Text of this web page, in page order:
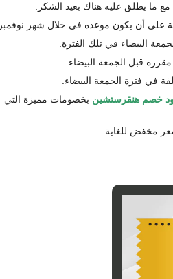
ما يطلق عليه هناك بعيد الشكر.
على أن يكون موعده في خلال شهر نوفمبر.
البيضاء في تلك الفترة.
قبل الجمعة البيضاء.
في فترة الجمعة البيضاء.
خصم هنقرستشين بخصومات مميزة التي
مخفض للغاية.